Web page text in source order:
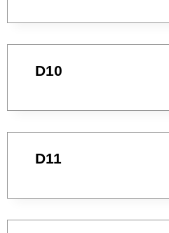
D10
D11